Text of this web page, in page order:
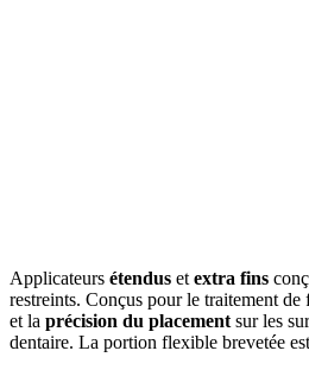
Applicateurs étendus et extra fins
restreints. Conçus pour le traitement de
et la précision du placement sur les
dentaire. La portion flexible brevetée est